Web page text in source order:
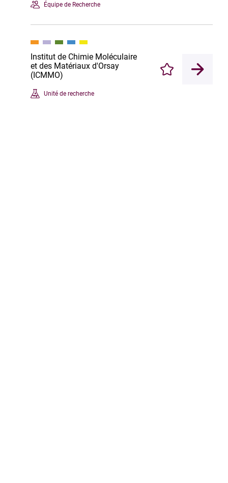
Équipe de Recherche
Institut de Chimie Moléculaire
et des Matériaux d'Orsay
(ICMMO)
Unité de recherche
Enregistrer